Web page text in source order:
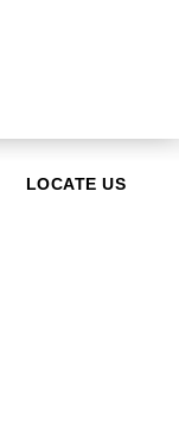
LOCATE US